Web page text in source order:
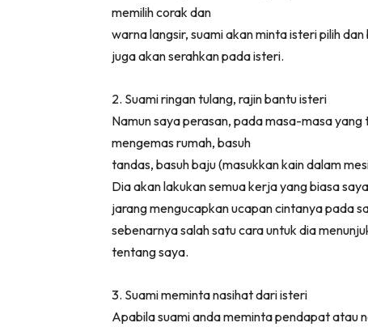
memilih corak dan
warna langsir, suami akan minta isteri pilih
juga akan serahkan pada isteri.
2. Suami ringan tulang, rajin bantu isteri
Namun saya perasan, pada masa-masa
mengemas rumah, basuh
tandas, basuh baju (masukkan kain dalam
Dia akan lakukan semua kerja yang biasa
jarang mengucapkan ucapan cintanya pada
sebenarnya salah satu cara untuk dia
tentang saya.
3. Suami meminta nasihat dari isteri
Apabila suami anda meminta pendapat atau